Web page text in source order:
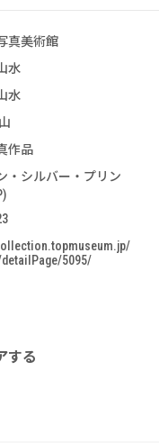
真美術館
水
水
作品
・シルバー・プリン
5095/
する